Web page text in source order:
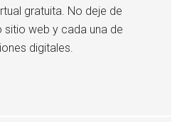
gratuita. No deje de
sitio web y cada una de
digitales.